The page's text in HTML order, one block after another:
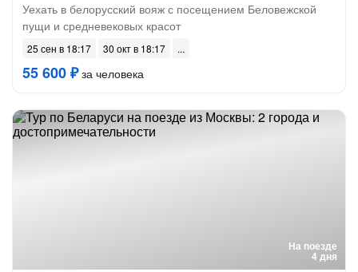
Уехать в белорусский вояж с посещением Беловежской
пущи и средневековых красот
25 сен в 18:17 30 окт в 18:17
55 600 ₽за человека
На поезде
4 дня